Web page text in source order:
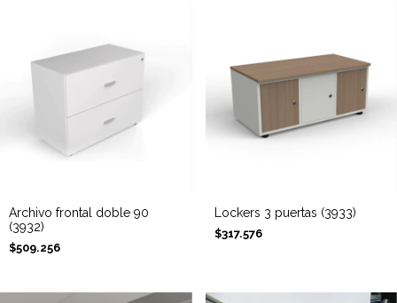
Archivo frontal doble 90
(3932)
$509.256
Lockers 3 puertas (3933)
$317.576